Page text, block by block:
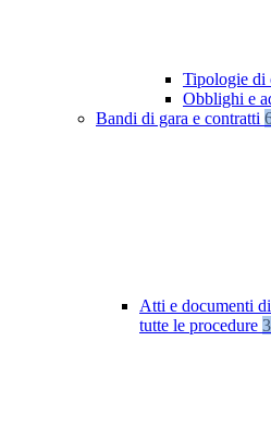
Tipologie di
Obblighi e
Bandi di gara e contratti
Atti e documenti
tutte le procedure 3